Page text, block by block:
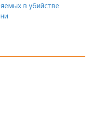
в убийстве